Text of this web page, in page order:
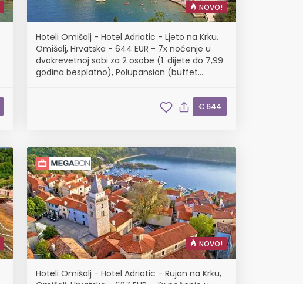
NOVO!
Hoteli Omišalj - Hotel Adriatic - Ljeto na Krku,
Omišalj, Hrvatska - 644 EUR - 7x noćenje u
dvokrevetnoj sobi za 2 osobe (1. dijete do 7,99
godina besplatno), Polupansion (buffet
€ 644
NOVO!
Hoteli Omišalj - Hotel Adriatic - Rujan na Krku,